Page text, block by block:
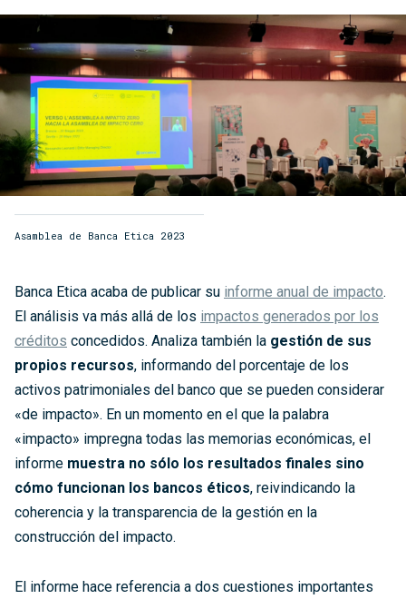
Asamblea de Banca Etica 2023
Banca Etica acaba de publicar su informe anual de impacto.
El análisis va más allá de los impactos generados por los
créditos concedidos. Analiza también la gestión de sus
propios recursos, informando del porcentaje de los
activos patrimoniales del banco que se pueden considerar
«de impacto». En un momento en el que la palabra
«impacto» impregna todas las memorias económicas, el
informe muestra no sólo los resultados finales sino
cómo funcionan los bancos éticos, reivindicando la
coherencia y la transparencia de la gestión en la
construcción del impacto.
El informe hace referencia a dos cuestiones importantes